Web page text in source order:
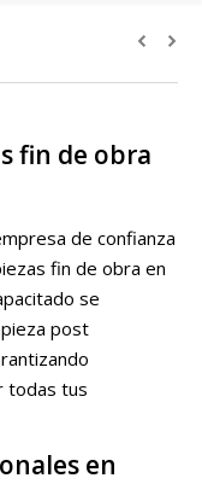
fin de obra
de confianza
fin de obra en
se
post
todas tus
en